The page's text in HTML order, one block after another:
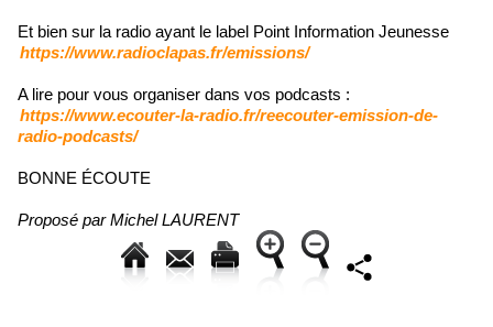
Et bien sur la radio ayant le label Point Information Jeunesse
https://www.radioclapas.fr/emissions/
A lire pour vous organiser dans vos podcasts :
https://www.ecouter-la-radio.fr/reecouter-emission-de-
radio-podcasts/
BONNE ÉCOUTE
Proposé par Michel LAURENT